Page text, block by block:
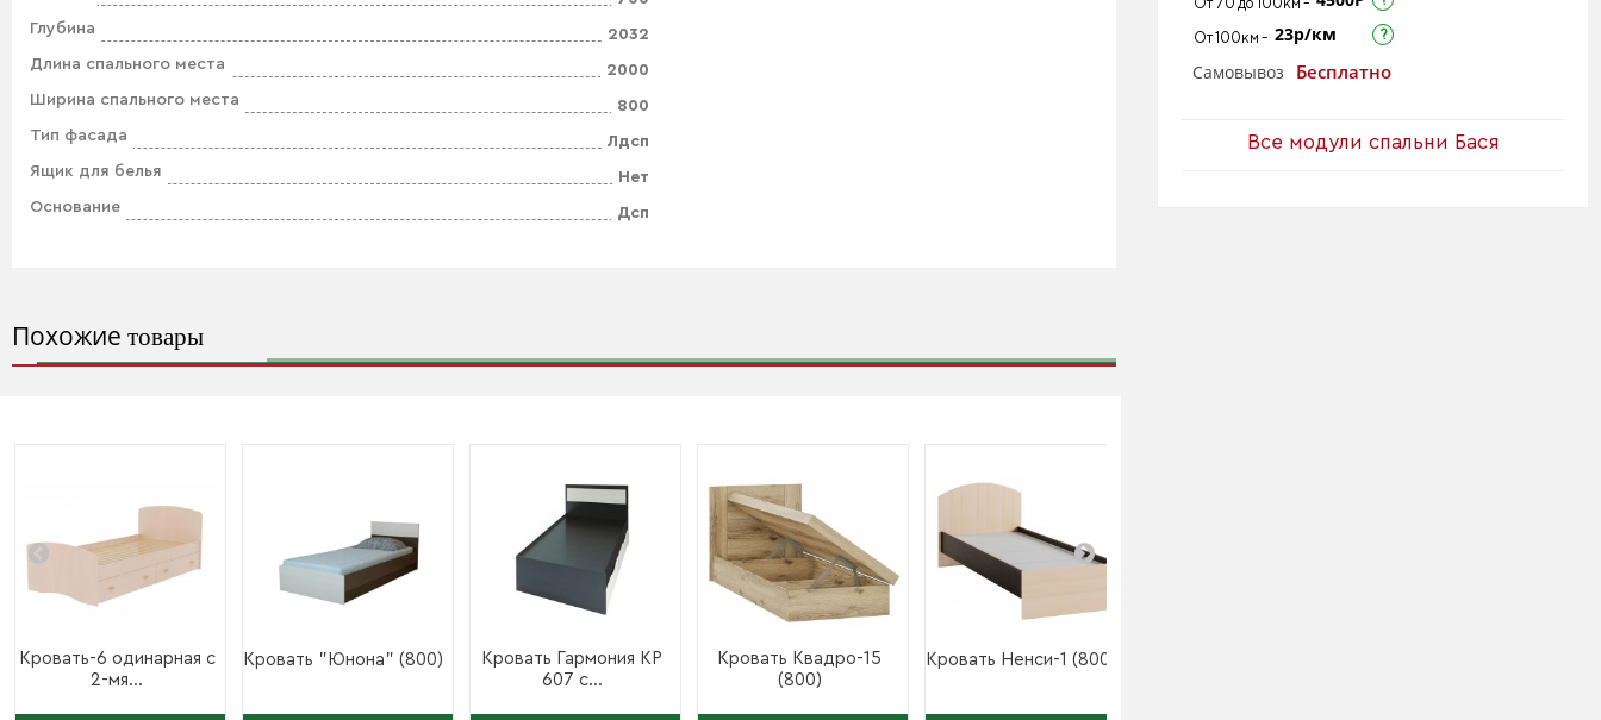
От 100км - 23р/км
Самовывоз
Бесплатно
Все модули спальни Бася
Глубина
2032
Длина спального места
2000
Ширина спального места
800
Тип фасада
Лдсп
Ящик для белья
Нет
Основание
Дсп
Похожие товары
Кровать-6 одинарная с
2-мя...
Кровать "Юнона" (800)
Кровать Гармония КР
607 с...
Кровать Квадро-15
(800)
Кровать Ненси-1 (800)